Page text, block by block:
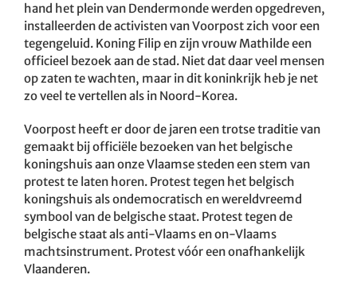
hand het plein van Dendermonde werden opgedreven,
installeerden de activisten van Voorpost zich voor een
tegengeluid. Koning Filip en zijn vrouw Mathilde een
officieel bezoek aan de stad. Niet dat daar veel mensen
op zaten te wachten, maar in dit koninkrijk heb je net
zo veel te vertellen als in Noord-Korea.
Voorpost heeft er door de jaren een trotse traditie van
gemaakt bij officiële bezoeken van het belgische
koningshuis aan onze Vlaamse steden een stem van
protest te laten horen. Protest tegen het belgisch
koningshuis als ondemocratisch en wereldvreemd
symbool van de belgische staat. Protest tegen de
belgische staat als anti-Vlaams en on-Vlaams
machtsinstrument. Protest vóór een onafhankelijk
Vlaanderen.